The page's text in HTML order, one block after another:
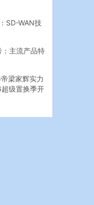
SD-WAN技
主流产品特
梁家辉实力
级置换季开